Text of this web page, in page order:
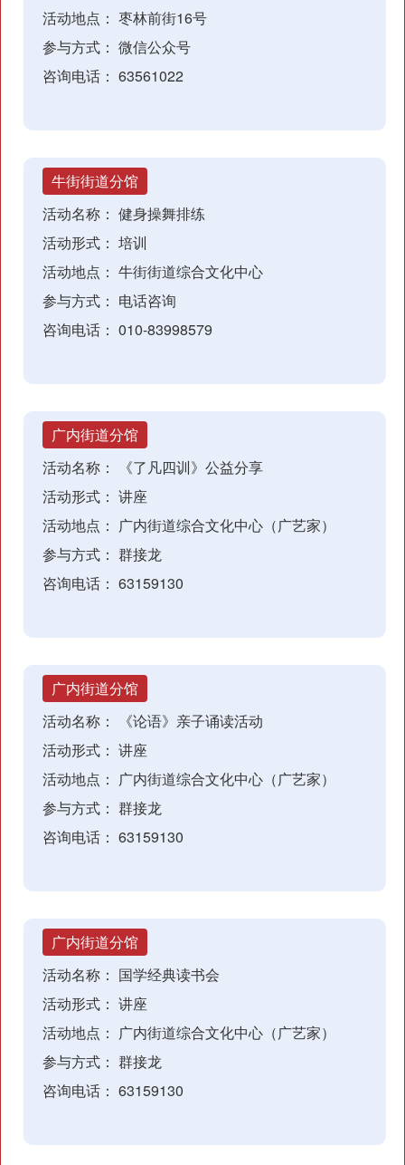
活动地点： 枣林前街16号
参与方式： 微信公众号
咨询电话： 63561022
牛街街道分馆
活动名称： 健身操舞排练
活动形式： 培训
活动地点： 牛街街道综合文化中心
参与方式： 电话咨询
咨询电话： 010-83998579
广内街道分馆
活动名称：
《了凡四训》公益分享
活动形式： 讲座
活动地点： 广内街道综合文化中心（广艺家）
参与方式： 群接龙
咨询电话： 63159130
广内街道分馆
活动名称：
《论语》亲子诵读活动
活动形式： 讲座
活动地点： 广内街道综合文化中心（广艺家）
参与方式： 群接龙
咨询电话： 63159130
广内街道分馆
活动名称： 国学经典读书会
活动形式： 讲座
活动地点： 广内街道综合文化中心（广艺家）
参与方式： 群接龙
咨询电话： 63159130